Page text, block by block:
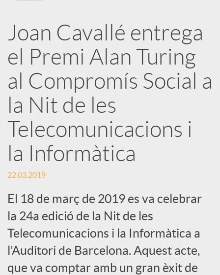
r
x
e
s
S
o
c
i
Joan Cavallé entrega
el Premi Alan Turing
al Compromís Social a
la Nit de les
Telecomunicacions i
la Informàtica
22.03.2019
El 18 de març de 2019 es va celebrar
la 24a edició de la Nit de les
Telecomunicacions i la Informàtica a
l’Auditori de Barcelona. Aquest acte,
que va comptar amb un gran èxit de